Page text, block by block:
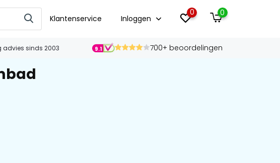
Klantenservice Inloggen
0 0
advies sinds 2003 9.1 700+ beoordelingen